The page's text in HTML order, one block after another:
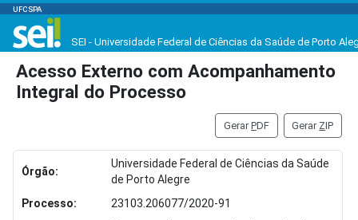
UFCSPA
SEI - Universidade Federal de Ciências da Saúde de Porto
Acesso Externo com Acompanhamento
Integral do Processo
GerarPDF Gerar ZIP
Órgão:
Universidade Federal de Ciências da Saúde
de Porto Alegre
Processo:
23103.206077/2020-91